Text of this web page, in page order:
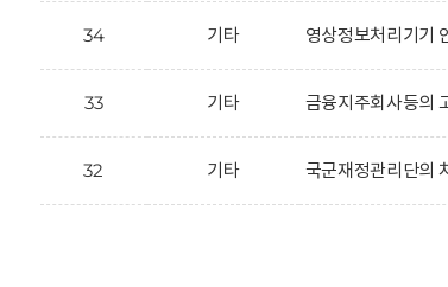
34 기타 영상정보처리기기
33 기타 금융지주회사등의
32 기타 국군재정관리단의